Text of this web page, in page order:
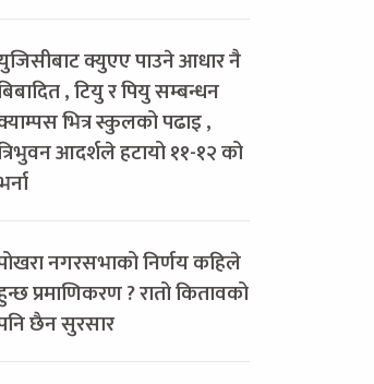
क्युएए पाउने आधार नै
, टियु र पियु सम्बन्धन
भित्र स्कुलको पढाइ ,
आदर्शले हटायो ११-१२ को
नगरसभाको निर्णय कहिले
प्रमाणिकरण ? रातो कितावको
छैन सुरसार